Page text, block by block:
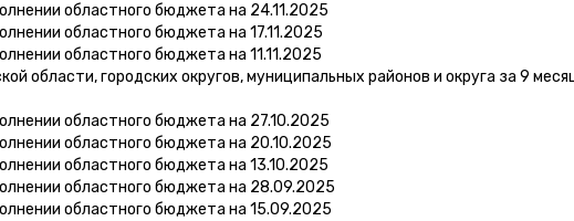
областного бюджета на 24.11.2025
областного бюджета на 17.11.2025
областного бюджета на 11.11.2025
области, городских округов, муниципальных районов и округа за 9
областного бюджета на 27.10.2025
областного бюджета на 20.10.2025
областного бюджета на 13.10.2025
областного бюджета на 28.09.2025
областного бюджета на 15.09.2025